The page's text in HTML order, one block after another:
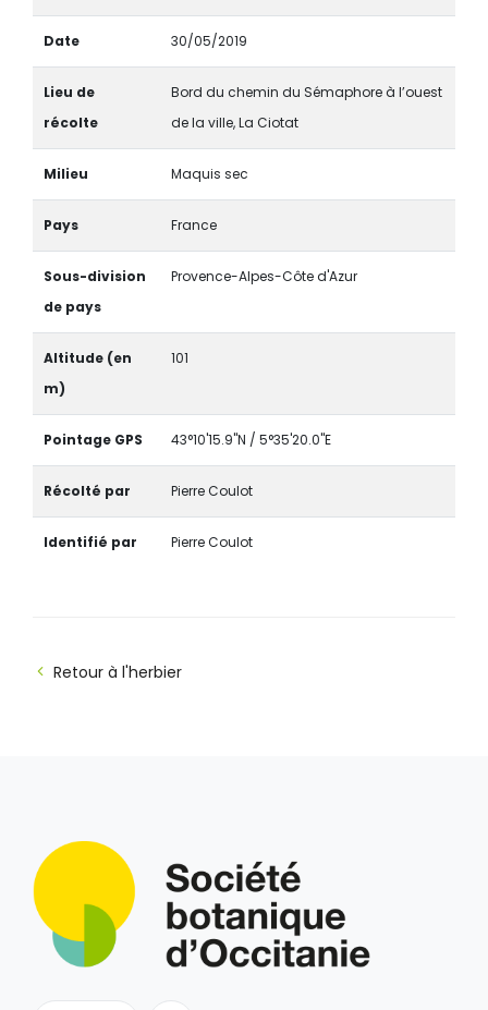
Date 30/05/2019
Lieu de
récolte
Bord du chemin du Sémaphore à l’ouest
de la ville, La Ciotat
Milieu Maquis sec
Pays France
Sous-division
de pays
Provence-Alpes-Côte d'Azur
Altitude (en
m)
101
Pointage GPS 43°10'15.9"N / 5°35'20.0"E
Récolté par Pierre Coulot
Identifié par Pierre Coulot
Retour à l'herbier